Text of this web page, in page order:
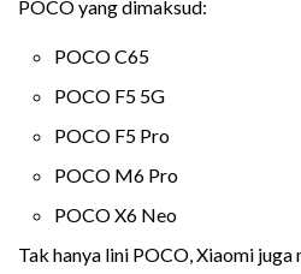
POCO yang dimaksud:
POCO C65
POCO F5 5G
POCO F5 Pro
POCO M6 Pro
POCO X6 Neo
Tak hanya lini POCO, Xiaomi